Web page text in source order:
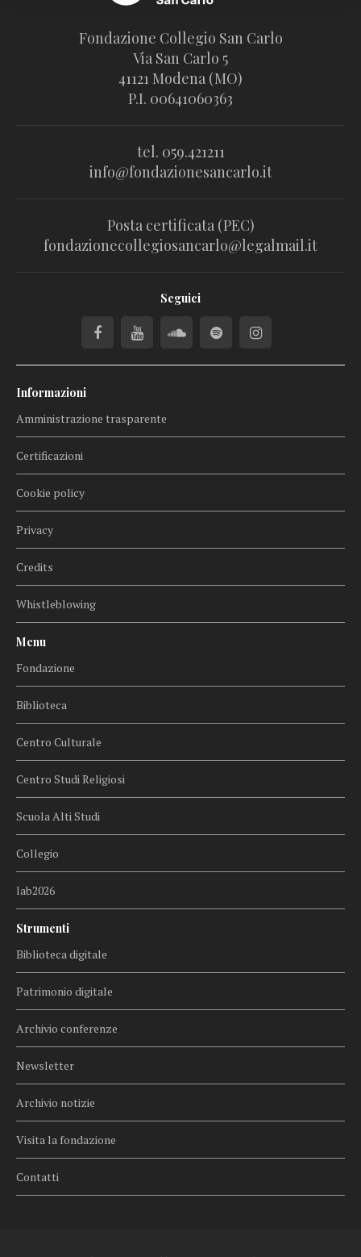
Fondazione Collegio San Carlo
Via San Carlo 5
41121 Modena (MO)
P.I. 00641060363
tel. 059.421211
info@fondazionesancarlo.it
Posta certificata (PEC)
fondazionecollegiosancarlo@legalmail.it
Seguici
Informazioni
Amministrazione trasparente
Certificazioni
Cookie policy
Privacy
Credits
Whistleblowing
Menu
Fondazione
Biblioteca
Centro Culturale
Centro Studi Religiosi
Scuola Alti Studi
Collegio
lab2026
Strumenti
Biblioteca digitale
Patrimonio digitale
Archivio conferenze
Newsletter
Archivio notizie
Visita la fondazione
Contatti